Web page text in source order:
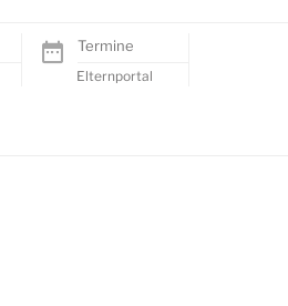
Termine
Elternportal